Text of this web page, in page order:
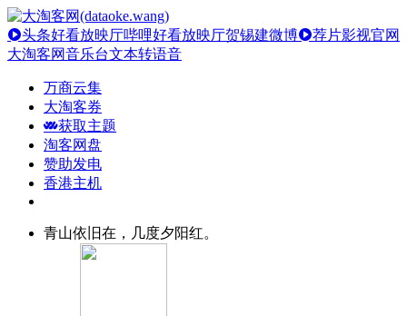
头条好看放映厅哔哩好看放映厅贺锡建微博
荐片影视官网
大淘客网音乐台文本转语音
万商云集
大淘客券
获取主题
淘客网盘
赞助发电
香港主机
青山依旧在，几度夕阳红。